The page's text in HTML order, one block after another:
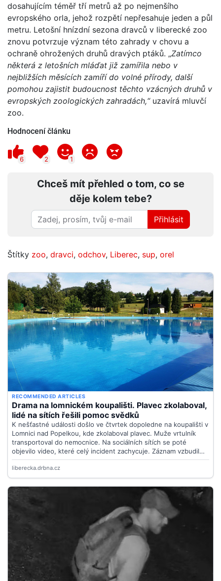
dosahujícím téměř tří metrů až po nejmenšího
evropského orla, jehož rozpětí nepřesahuje jeden a půl
metru. Letošní hnízdní sezona dravců v liberecké zoo
znovu potvrzuje význam této zahrady v chovu a
ochraně ohrožených druhů dravých ptáků. „Zatímco
některá z letošních mláďat již zamířila nebo v
nejbližších měsících zamíří do volné přírody, další
pomohou zajistit budoucnost těchto vzácných druhů v
evropských zoologických zahradách,“uzavírá mluvčí
zoo.
Hodnocení článku
6 2 1
Chceš mít přehled o tom, co se
děje kolem tebe?
Přihlásit
Štítky zoo, dravci, odchov, Liberec, sup, orel